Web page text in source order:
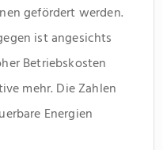
gefördert werden.
ist angesichts
Betriebskosten
mehr. Die Zahlen
Energien